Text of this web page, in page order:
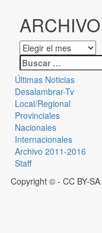
ARCHIVO
Últimas Noticias
Desalambrar-Tv
Local/Regional
Provinciales
Nacionales
Internacionales
Archivo 2011-2016
Staff
Copyright © - CC BY-SA